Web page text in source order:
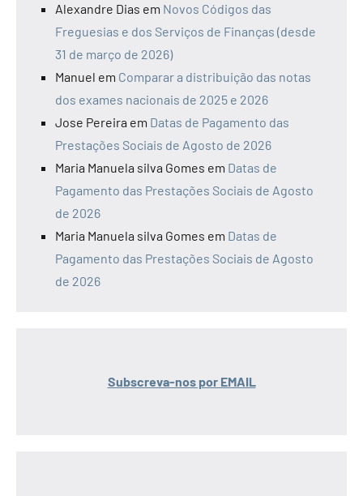
Alexandre Dias em Novos Códigos das
Freguesias e dos Serviços de Finanças (desde
31 de março de 2026)
Manuel em Comparar a distribuição das notas
dos exames nacionais de 2025 e 2026
Jose Pereira em Datas de Pagamento das
Prestações Sociais de Agosto de 2026
Maria Manuela silva Gomes em Datas de
Pagamento das Prestações Sociais de Agosto
de 2026
Maria Manuela silva Gomes em Datas de
Pagamento das Prestações Sociais de Agosto
de 2026
Subscreva-nos por EMAIL